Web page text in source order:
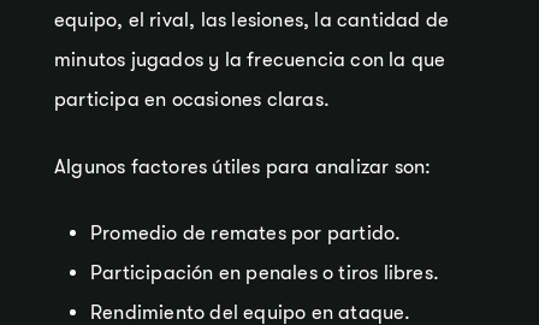
equipo, el rival, las lesiones, la cantidad de
minutos jugados y la frecuencia con la que
participa en ocasiones claras.
Algunos factores útiles para analizar son:
Promedio de remates por partido.
Participación en penales o tiros libres.
Rendimiento del equipo en ataque.